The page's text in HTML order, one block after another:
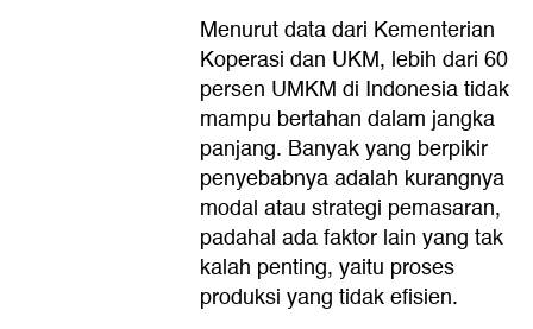
Menurut data dari Kementerian
Koperasi dan UKM, lebih dari 60
persen UMKM di Indonesia tidak
mampu bertahan dalam jangka
panjang. Banyak yang berpikir
penyebabnya adalah kurangnya
modal atau strategi pemasaran,
padahal ada faktor lain yang tak
kalah penting, yaitu proses
produksi yang tidak efisien.